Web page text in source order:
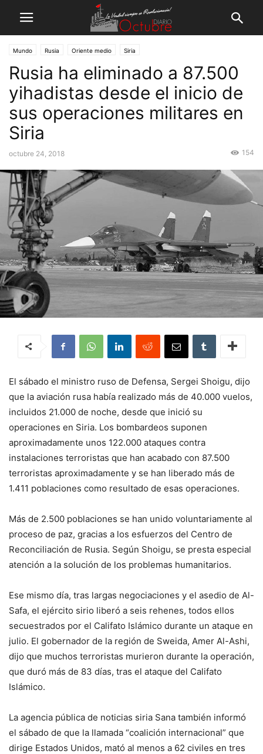
Mundo Rusia Oriente medio Siria
Rusia ha eliminado a 87.500
yihadistas desde el inicio de
sus operaciones militares en
Siria
octubre 24, 2018 154
El sábado el ministro ruso de Defensa, Sergei Shoigu, dijo
que la aviación rusa había realizado más de 40.000 vuelos,
incluidos 21.000 de noche, desde que inició su
operaciones en Siria. Los bombardeos suponen
aproximadamente unos 122.000 ataques contra
instalaciones terroristas que han acabado con 87.500
terroristas aproximadamente y se han liberado más de
1.411 poblaciones como resultado de esas operaciones.
Más de 2.500 poblaciones se han unido voluntariamente al
proceso de paz, gracias a los esfuerzos del Centro de
Reconciliación de Rusia. Según Shoigu, se presta especial
atención a la solución de los problemas humanitarios.
Ese mismo día, tras largas negociaciones y el asedio de Al-
Safa, el ejército sirio liberó a seis rehenes, todos ellos
secuestrados por el Califato Islámico durante un ataque en
julio. El gobernador de la región de Sweida, Amer Al-Ashi,
dijo que muchos terroristas murieron durante la operación,
que duró más de 83 días, tras el ataque del Califato
Islámico.
La agencia pública de noticias siria Sana también informó
el sábado de que la llamada “coalición internacional” que
dirige Estados Unidos, mató al menos a 62 civiles en tres